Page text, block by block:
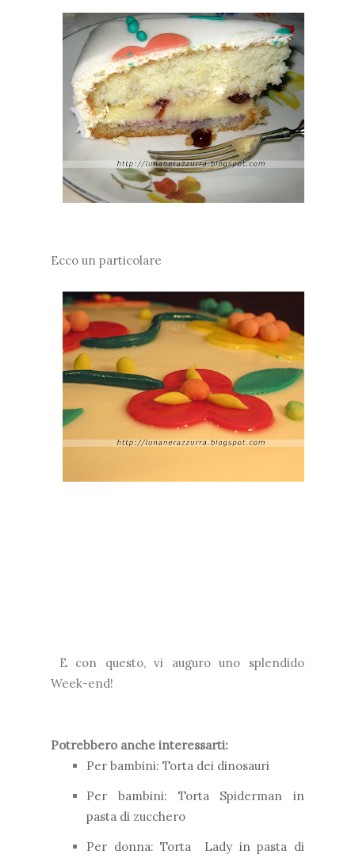
Ecco un particolare
E con questo, vi auguro uno splendido
Week-end!
Potrebbero anche interessarti:
Per bambini: Torta dei dinosauri
Per bambini: Torta Spiderman in
pasta di zucchero
Per donna: Torta Lady in pasta di